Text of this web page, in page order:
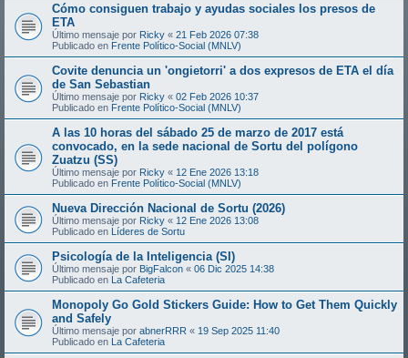
Cómo consiguen trabajo y ayudas sociales los presos de
ETA
Último mensaje por Ricky « 21 Feb 2026 07:38
Publicado en Frente Político-Social (MNLV)
Covite denuncia un 'ongietorri' a dos expresos de ETA el día
de San Sebastian
Último mensaje por Ricky « 02 Feb 2026 10:37
Publicado en Frente Político-Social (MNLV)
A las 10 horas del sábado 25 de marzo de 2017 está
convocado, en la sede nacional de Sortu del polígono
Zuatzu (SS)
Último mensaje por Ricky « 12 Ene 2026 13:18
Publicado en Frente Político-Social (MNLV)
Nueva Dirección Nacional de Sortu (2026)
Último mensaje por Ricky « 12 Ene 2026 13:08
Publicado en Líderes de Sortu
Psicología de la Inteligencia (SI)
Último mensaje por BigFalcon « 06 Dic 2025 14:38
Publicado en La Cafeteria
Monopoly Go Gold Stickers Guide: How to Get Them Quickly
and Safely
Último mensaje por abnerRRR « 19 Sep 2025 11:40
Publicado en La Cafeteria